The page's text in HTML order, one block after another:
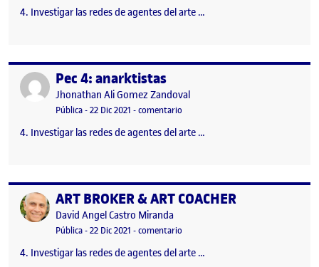
4. Investigar las redes de agentes del arte …
Publicado porPec 4: anarktistas
Publicado por
Jhonathan Ali Gomez Zandoval
Visibilidad:
Pública-Fecha de publicación
22 Dic 2021 19 marzo, 2023 8:53 pm
-comentario
4. Investigar las redes de agentes del arte …
Publicado porART BROKER & ART COACHER
Publicado por
David Angel Castro Miranda
Visibilidad:
Pública-Fecha de publicación
22 Dic 2021 24 junio, 2022 5:32 pm
-comentario
4. Investigar las redes de agentes del arte …